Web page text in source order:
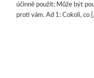
účinně použít; Může být
proti vám. Ad 1: Cokoli, co